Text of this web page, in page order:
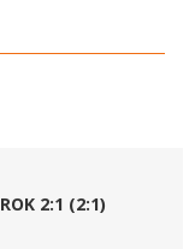
2:1 (2:1)